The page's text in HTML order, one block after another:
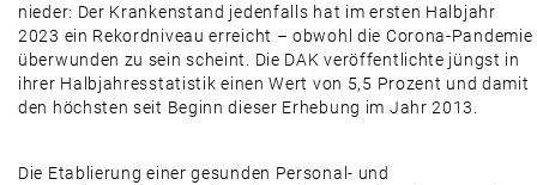
nieder: Der Krankenstand jedenfalls hat im ersten Halbjahr
2023 ein Rekordniveau erreicht – obwohl die Corona-Pandemie
überwunden zu sein scheint. Die DAK veröffentlichte jüngst in
ihrer Halbjahresstatistik einen Wert von 5,5 Prozent und damit
den höchsten seit Beginn dieser Erhebung im Jahr 2013.
Die Etablierung einer gesunden Personal- und